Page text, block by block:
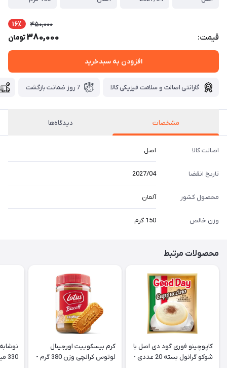
قیمت:
450,000 16٪
380,000تومان
افزودن به سبدخرید
گارانتی اصالت و سلامت فیزیکی کالا 7 روز ضمانت بازگشت
مشخصات دیدگاه‌ها
اصالت کالا اصل
تاریخ انقضا 2027/04
محصول کشور آلمان
وزن خالص 150 گرم
محصولات مرتبط
کاپوچینو فوری گود دی اصل با
شوکو گرانول بسته 20 عددی -
کرم بیسکوییت اورجینال
لوتوس کرانچی وزن 380 گرم -
330 میل CocaCola Vanilla